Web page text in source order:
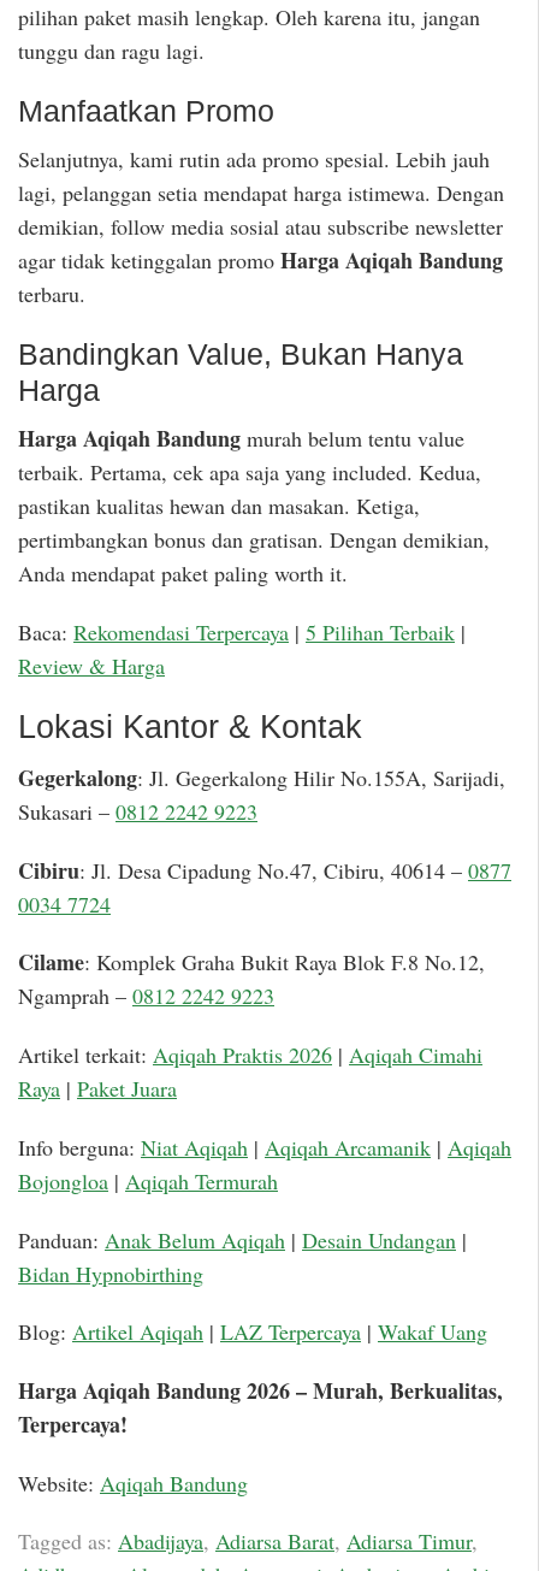
pilihan paket masih lengkap. Oleh karena itu, jangan
tunggu dan ragu lagi.
Manfaatkan Promo
Selanjutnya, kami rutin ada promo spesial. Lebih jauh
lagi, pelanggan setia mendapat harga istimewa. Dengan
demikian, follow media sosial atau subscribe newsletter
agar tidak ketinggalan promo Harga Aqiqah Bandung
terbaru.
Bandingkan Value, Bukan Hanya
Harga
Harga Aqiqah Bandung murah belum tentu value
terbaik. Pertama, cek apa saja yang included. Kedua,
pastikan kualitas hewan dan masakan. Ketiga,
pertimbangkan bonus dan gratisan. Dengan demikian,
Anda mendapat paket paling worth it.
Baca: Rekomendasi Terpercaya | 5 Pilihan Terbaik |
Review & Harga
Lokasi Kantor & Kontak
Gegerkalong: Jl. Gegerkalong Hilir No.155A, Sarijadi,
Sukasari – 0812 2242 9223
Cibiru: Jl. Desa Cipadung No.47, Cibiru, 40614 – 0877
0034 7724
Cilame: Komplek Graha Bukit Raya Blok F.8 No.12,
Ngamprah – 0812 2242 9223
Artikel terkait: Aqiqah Praktis 2026 | Aqiqah Cimahi
Raya | Paket Juara
Info berguna: Niat Aqiqah | Aqiqah Arcamanik | Aqiqah
Bojongloa | Aqiqah Termurah
Panduan: Anak Belum Aqiqah | Desain Undangan |
Bidan Hypnobirthing
Blog: Artikel Aqiqah | LAZ Terpercaya | Wakaf Uang
Harga Aqiqah Bandung 2026 – Murah, Berkualitas,
Terpercaya!
Website: Aqiqah Bandung
Tagged as: Abadijaya, Adiarsa Barat, Adiarsa Timur,